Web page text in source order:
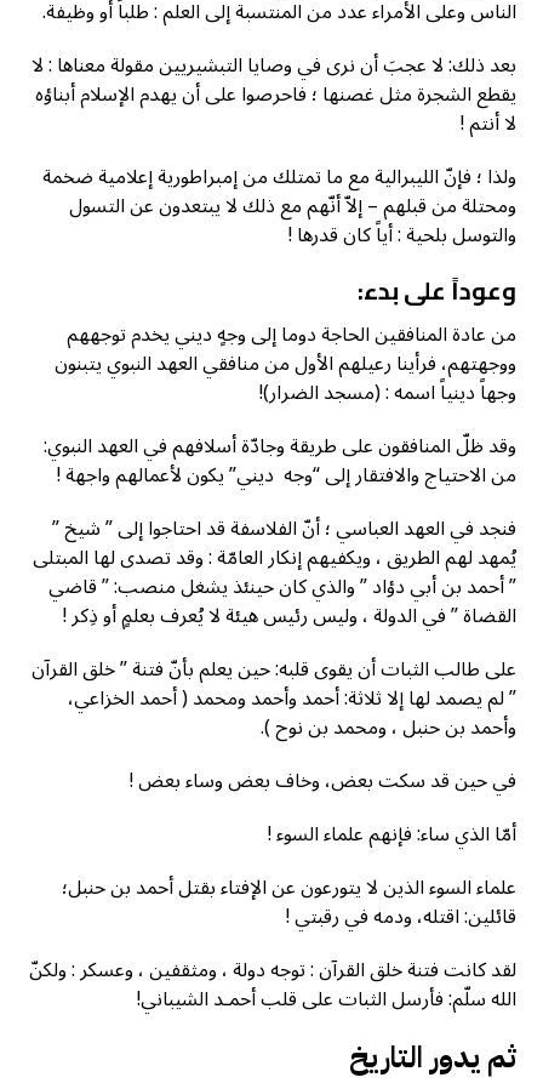
الناس وعلى الأمراء عدد من المنتسبة إلى العلم : طلباً أو وظيفة.
بعد ذلك: لا عجبَ أن نرى في وصايا التبشيريين مقولة معناها : لا
يقطع الشجرة مثل غصنها ؛ فاحرصوا على أن يهدم الإسلام أبناؤه
لا أنتم !
ولذا ؛ فإنّ الليبرالية مع ما تمتلك من إمبراطورية إعلامية ضخمة
ومحتلة من قبلهم – إلاّ أنّهم مع ذلك لا يبتعدون عن التسول
والتوسل بلحية : أياً كان قدرها !
وعوداً على بدء:
من عادة المنافقين الحاجة دوما إلى وجهٍ ديني يخدم توجههم
ووجهتهم، فرأينا رعيلهم الأول من منافقي العهد النبوي يتبنون
وجهاً دينياً اسمه : (مسجد الضرار)!
وقد ظلّ المنافقون على طريقة وجادّة أسلافهم في العهد النبوي:
من الاحتياج والافتقار إلى “وجه ديني” يكون لأعمالهم واجهة !
فنجد في العهد العباسي ؛ أنّ الفلاسفة قد احتاجوا إلى ” شيخ ”
يُمهد لهم الطريق ، ويكفيهم إنكار العامّة : وقد تصدى لها المبتلى
” أحمد بن أبي دؤاد ” والذي كان حينئذ يشغل منصب: ” قاضي
القضاة ” في الدولة ، وليس رئيس هيئة لا يُعرف بعلمٍ أو ذِكر !
على طالب الثبات أن يقوى قلبه: حين يعلم بأنّ فتنة ” خلق القرآن
” لم يصمد لها إلا ثلاثة: أحمد وأحمد ومحمد ( أحمد الخزاعي،
وأحمد بن حنبل ، ومحمد بن نوح ).
في حين قد سكت بعض، وخاف بعض وساء بعض !
أمّا الذي ساء: فإنهم علماء السوء !
علماء السوء الذين لا يتورعون عن الإفتاء بقتل أحمد بن حنبل؛
قائلين: اقتله، ودمه في رقبتي !
لقد كانت فتنة خلق القرآن : توجه دولة ، ومثقفين ، وعسكر : ولكنّ
الله سلّم: فأرسل الثبات على قلب أحمـد الشيباني!
ثم يدور التاريخ